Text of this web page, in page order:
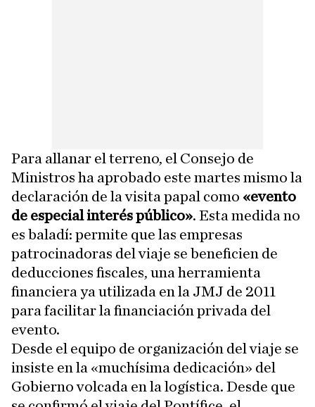
Para allanar el terreno, el Consejo de
Ministros ha aprobado este martes mismo la
declaración de la visita papal como «evento
de especial interés público». Esta medida no
es baladí: permite que las empresas
patrocinadoras del viaje se beneficien de
deducciones fiscales, una herramienta
financiera ya utilizada en la JMJ de 2011
para facilitar la financiación privada del
evento.
Desde el equipo de organización del viaje se
insiste en la «muchísima dedicación» del
Gobierno volcada en la logística. Desde que